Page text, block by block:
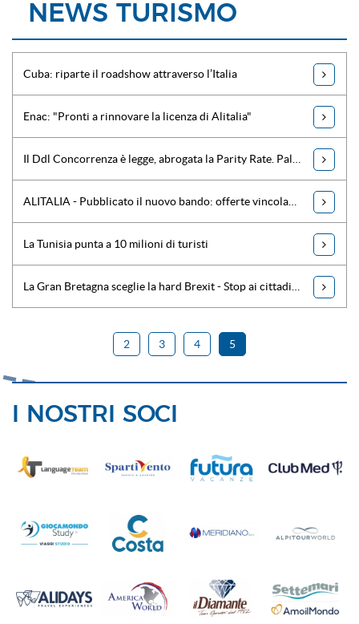
NEWS TURISMO
Cuba: riparte il roadshow attraverso l’Italia
Enac: "Pronti a rinnovare la licenza di Alitalia"
La Tunisia punta a 10 milioni di turisti
2 3 4 5
I NOSTRI SOCI